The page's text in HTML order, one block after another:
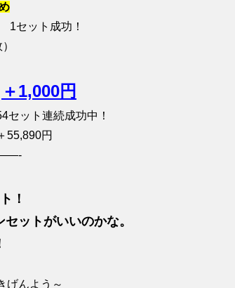
セット成功！
＋1,000円
ット連続成功中！
円
！
ットがいいのかな。
げんよう～